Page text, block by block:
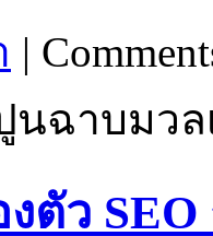
|
ฉาบมวล
ตัว